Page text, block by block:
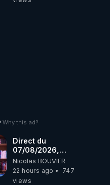
Why this ad?
Direct du
07/08/2026,
présenté par
Nicolas BOUVIER
Nicolas BOUVIER
22 hours ago
747
views